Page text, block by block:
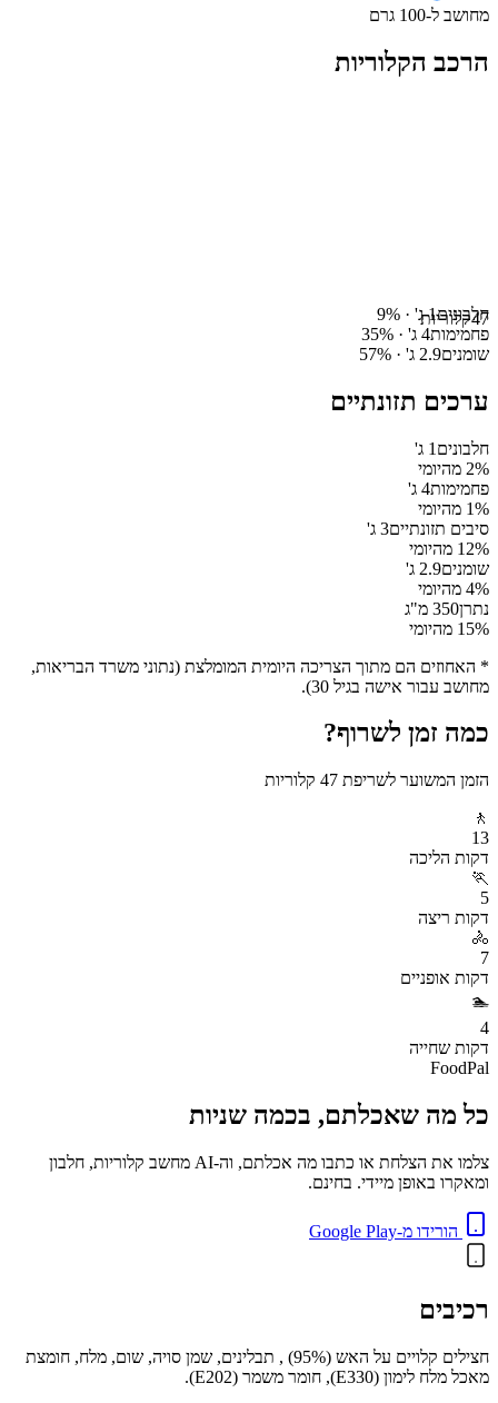
מחושב ל-100 גרם
הרכב הקלוריות
47קלוריות
חלבונים1ג' · 9%
פחמימות4 ג' · 35%
שומנים2.9 ג' · 57%
ערכים תזונתיים
חלבונים 1 ג'
2% מהיומי
פחמימות4 ג'
1% מהיומי
סיבים תזונתיים3 ג'
12% מהיומי
שומנים2.9 ג'
4% מהיומי
נתרן350 מ"ג
15% מהיומי
* האחוזים הם מתוך הצריכה היומית המומלצת (נתוני משרד הבריאות,
מחושב עבור אישה בגיל 30).
כמה זמן לשרוף?
הזמן המשוער לשריפת 47 קלוריות
🚶
13
דקות הליכה
🏃
5
דקות ריצה
🚴
7
דקות אופניים
🏊
4
דקות שחייה
FoodPal
כל מה שאכלתם, בכמה שניות
צלמו את הצלחת או כתבו מה אכלתם, וה-AI מחשב קלוריות, חלבון
ומאקרו באופן מיידי. בחינם.
הורידו מ-Google Play
רכיבים
חצילים קלויים על האש (95%) , תבלינים, שמן סויה, שום, מלח, חומצת
מאכל מלח לימון (E330), חומר משמר (E202).